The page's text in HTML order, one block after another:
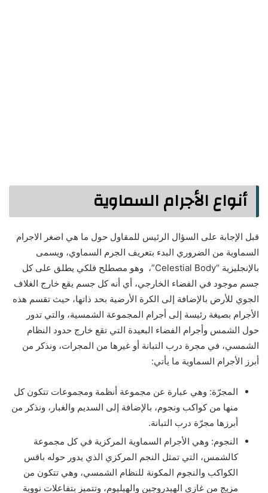
أنواع الأجرام السماوية
قبل الإجابة على السؤال الرئيس للمقاول حول ما هي اصغر الاجرام
السماوية من الضروري البدء بتعريف الجرم السماوي، ويسمى
بالإنجليزية “Celestial Body”، وهو مصطلح فلكي يطلق على كل
جسم موجود في الفضاء الخارجي، أي أنه كل جسم يقع خارج الغلاف
الجوي للأرض بالإضافة إلى الكرة الأرضية بحد ذاتها، حيث تقسم هذه
الأجرام بصيغة رئيسة إلى أجرام المجموعة الشمسية، والتي تدور
حول الشمس وأجرام الفضاء البعيدة التي تقع خارج حدود النظام
الشمسي، في مجرة درب التبانة أو غيرها من المجرات، ونذكر من
أبرز الأجرام السماوية ما يأتي:
المجرّة: وهي عبارة عن مجموعة أنظمة ومجموعات تتكون كل
منها من كواكب ونجوم، بالإضافة إلى السديم والغبار، ونذكر من
أبرزها مجرّة درب التبانة.
النجوم: وهي الأجرام السماوية المركزية في كل مجموعة
كالشمس، التي تمثل النجم المركزي الذي يدور حوله باقس
الكواكب والنجوم المكونة للنظام الشمسي، وهي تتكون من
مزيج من غازي الهيدروجين والهيليوم، وتتميز بتفاعلات نووية